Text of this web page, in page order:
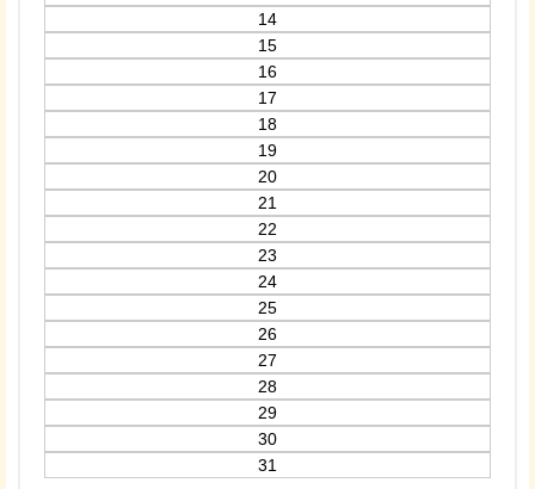
14
15
16
17
18
19
20
21
22
23
24
25
26
27
28
29
30
31